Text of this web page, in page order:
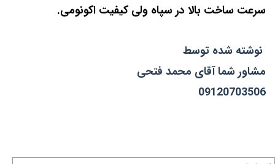
سرعت ساخت بالا در سپاه ولی کیفیت اکونومی.
نوشته شده توسط
مشاور شما آقای محمد فتحی
09120703506